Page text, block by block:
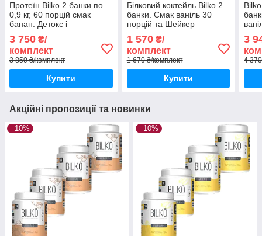
Протеїн Bilko 2 банки по
0,9 кг, 60 порцій смак
банан. Детокс і
жироспалювач Bilko
3 750 ₴/
комплект
3 850 ₴/комплект
Купити
Білковий коктейль Bilko 2
банки. Смак ваніль 30
порцій та Шейкер
1 570₴/
комплект
1 670 ₴/комплект
Купити
3
4
Акційні пропозиції та новинки
–10% –10%